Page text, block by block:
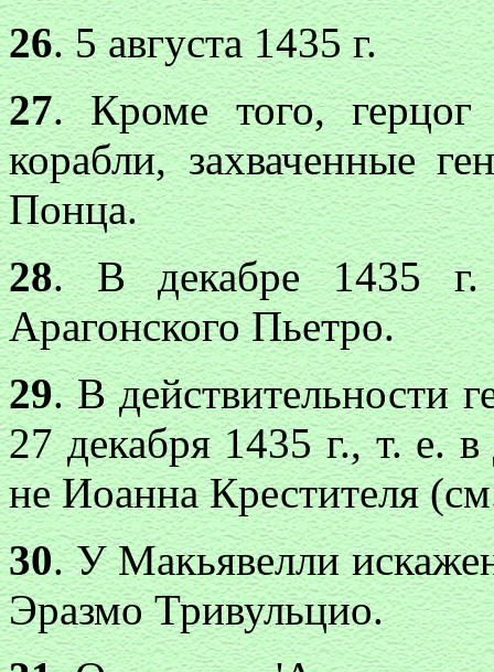
26. 5 августа 1435 г.
27. Кроме того,
корабли, захваченные
Понца.
28. В декабре 1435 г.
Арагонского Пьетро.
29. В действительности
27 декабря 1435 г., т. е.
не Иоанна Крестителя
30. У Макьявелли
Эразмо Тривульцио.